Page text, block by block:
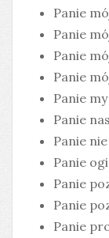
Panie
Panie
Panie
Panie
Panie
Panie
Panie
Panie
Panie
Panie
Panie